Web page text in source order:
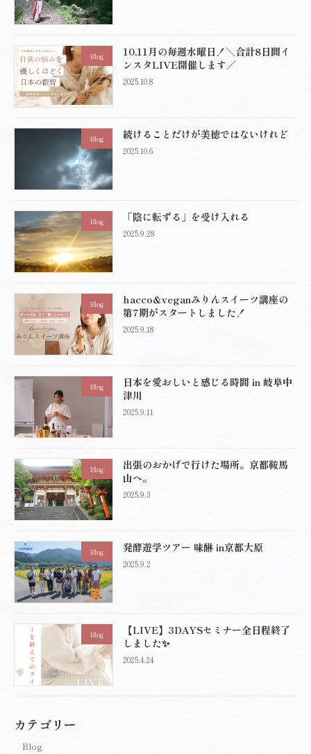
Blog
10,11月の毎週水曜日！＼合計8日間イ
ンスタLIVE開催します／
2025.10.8
Blog 続けることだけが美徳ではないけれど
2025.10.6
Blog 「陰に転ずる」を受け入れる
2025.9.28
Blog
hacco&veganみりんスイーツ講座の
第7期がスタートしました！
2025.9.18
Blog
日本を愛おしいと感じる時間 in 岐阜中
津川
2025.9.11
Blog
出張のおかげで行けた場所。京都鞍馬
山へ。
2025.9.3
Blog 発酵遊学ツアー 味醂 in京都大原
2025.9.2
Blog
【LIVE】3DAYSセミナー全日程終了
しました✨
2025.4.24
カテゴリー
Blog